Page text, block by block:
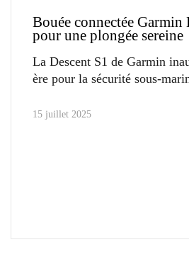
Bouée connectée
pour une plongée sereine
La Descent S1 de Garmin
ère pour la sécurité sous-
15 juillet 2025